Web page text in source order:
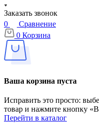
Заказать звонок
0
Сравнение
0 Корзина
Ваша корзина пуста
Исправить это просто:
товар и нажмите кнопку
Перейти в каталог